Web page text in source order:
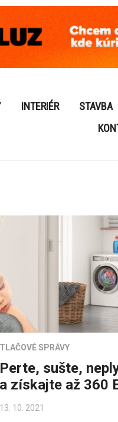
INTERIÉR STAVBA
TLAČOVÉ SPRÁVY
Perte, sušte,
a získajte až 360
13. 10. 2021